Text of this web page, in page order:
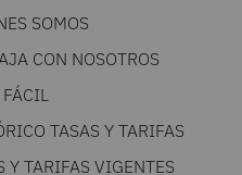
SOMOS
CON NOSOTROS
FÁCIL
TASAS Y TARIFAS
Y TARIFAS VIGENTES